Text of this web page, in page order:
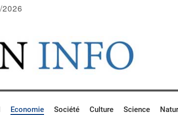
Economie Société Culture Science